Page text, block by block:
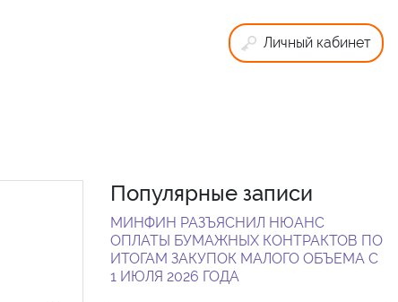
Личный кабинет
Популярные записи
МИНФИН РАЗЪЯСНИЛ НЮАНС
ОПЛАТЫ БУМАЖНЫХ КОНТРАКТОВ ПО
ИТОГАМ ЗАКУПОК МАЛОГО ОБЪЕМА С
1 ИЮЛЯ 2026 ГОДА